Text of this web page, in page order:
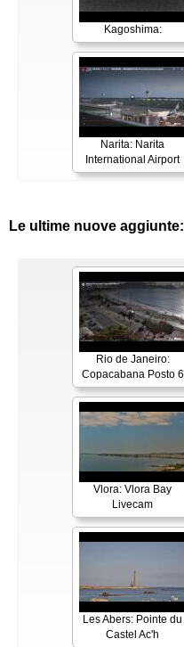
Kagoshima:
Narita: Narita
International Airport
Le ultime nuove aggiunte:
Rio de Janeiro:
Copacabana Posto 6
Vlora: Vlora Bay
Livecam
Les Abers: Pointe du
Castel Ac'h